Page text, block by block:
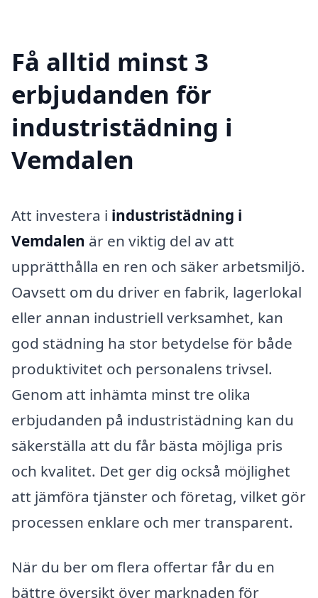
Få alltid minst 3
erbjudanden för
industristädning i
Vemdalen
Att investera i industristädning i
Vemdalen är en viktig del av att
upprätthålla en ren och säker arbetsmiljö.
Oavsett om du driver en fabrik, lagerlokal
eller annan industriell verksamhet, kan
god städning ha stor betydelse för både
produktivitet och personalens trivsel.
Genom att inhämta minst tre olika
erbjudanden på industristädning kan du
säkerställa att du får bästa möjliga pris
och kvalitet. Det ger dig också möjlighet
att jämföra tjänster och företag, vilket gör
processen enklare och mer transparent.
När du ber om flera offertar får du en
bättre översikt över marknaden för